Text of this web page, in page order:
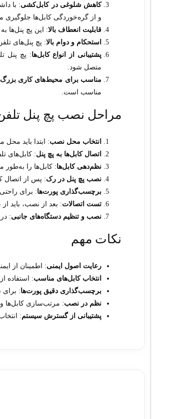
کاهش شلوغی در کابل‌کشی
و از گره‌خوردگی کابل‌ها جلوگیری
قابلیت انعطاف بالا: این پچ پنل‌ها
استحکام و دوام بالا: پچ پنل‌های
پشتیبانی از انواع کابل‌ها
متصل شود.
مناسب برای محیط‌های کاری بزرگ
مناسب است.
مراحل نصب پچ پنل تلفن 25
انتخاب محل نصب: ابتدا باید
اتصال کابل‌ها به پچ پنل: کابل‌های
نظم‌دهی کابل‌ها: کابل‌ها را به‌طور
نصب پچ پنل در رک: پس از اتصال
برچسب‌گذاری پورت‌ها: برای
تست اتصالات: بعد از نصب، باید
نصب و تنظیم دستگاه‌های جانبی:
نکات مهم
رعایت اصول ایمنی: اطمینان از
انتخاب کابل‌های مناسب: استفاده
برچسب‌گذاری دقیق پورت‌ها: برای
نظم در نصب: مرتب‌سازی کابل‌ها و
پشتیبانی از گسترش سیستم: